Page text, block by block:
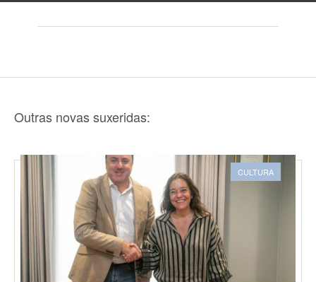
Outras novas suxeridas:
CULTURA